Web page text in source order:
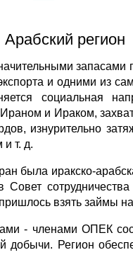
Арабский регион
и одними из
социальная
и Ираком,
изнурительно
т. д.
была иракско-
сотрудничества
взять займы
- членами ОПЕК
Регион